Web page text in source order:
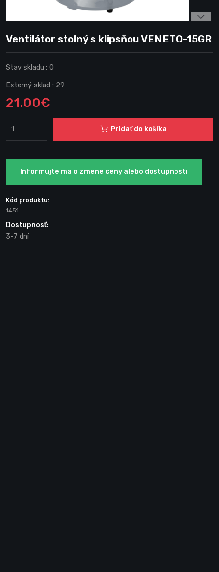
Ventilátor stolný s klipsňou VENETO-15GR
Stav skladu : 0
Externý sklad : 29
21.00€
Pridať do košíka
Informujte ma o zmene ceny alebo dostupnosti
Kód produktu:
1451
Dostupnosť:
3-7 dní